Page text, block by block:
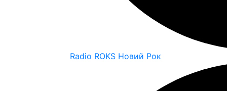
Radio ROKS Новий Рок